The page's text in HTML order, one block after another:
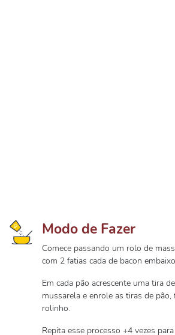
Modo de Fazer
Comece passando um rolo de
com 2 fatias cada de bacon
Em cada pão acrescente uma tira
mussarela e enrole as tiras de
rolinho.
Repita esse processo +4 vezes